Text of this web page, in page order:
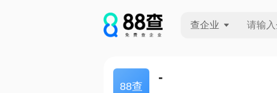
查企业
88查
-